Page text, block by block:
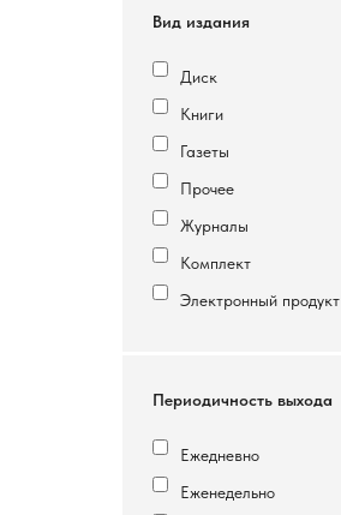
Вид издания
Диск
Книги
Газеты
Прочее
Журналы
Комплект
Электронный продукт
Периодичность выхода
Ежедневно
Еженедельно